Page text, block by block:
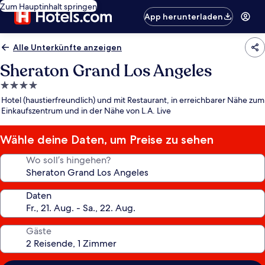
Zum Hauptinhalt springen
App herunterladen
Alle Unterkünfte anzeigen
Sheraton Grand Los Angeles
4.0-
Sterne-
Unterkunft
Hotel (haustierfreundlich) und mit Restaurant, in erreichbarer Nähe zum
Einkaufszentrum und in der Nähe von L.A. Live
Wähle deine Daten, um Preise zu sehen
Wo soll’s hingehen?
Daten
Gäste